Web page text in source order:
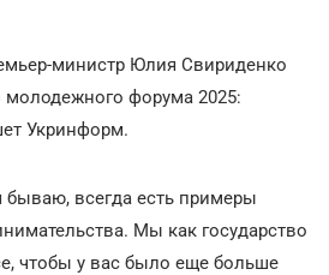
министр Юлия Свириденко
молодежного форума 2025:
Укринформ.
бываю, всегда есть примеры
Мы как государство
чтобы у вас было еще больше